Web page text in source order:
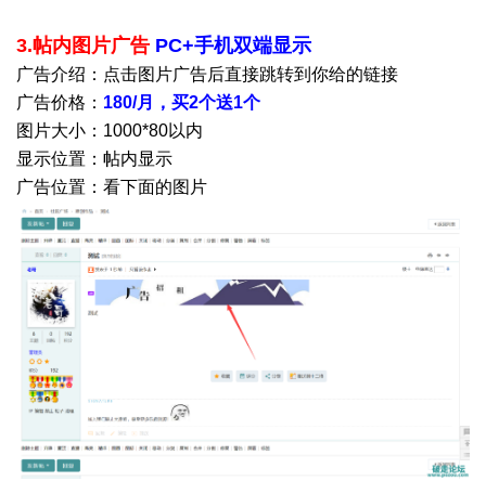
3.帖内图片广告 PC+手机双端显示
广告介绍：点击图片广告后直接跳转到你给的链接
广告价格： 180/月，买2个送1个
图片大小：1000*80以内
显示位置：帖内显示
广告位置：看下面的图片